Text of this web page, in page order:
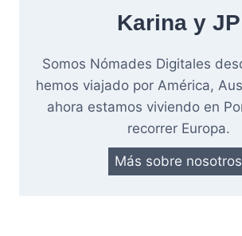
Karina y JP
Somos Nómades Digitales
hemos viajado por América,
ahora estamos viviendo en
recorrer Europa.
Más sobre nosotros